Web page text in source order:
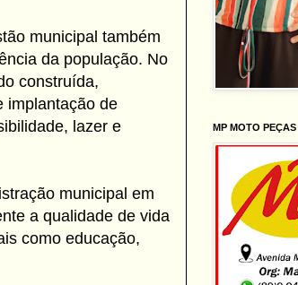
municipal também
da população. No
construída,
implantação de
lazer e
municipal em
a qualidade de vida
como educação,
MP MOTO PEÇAS